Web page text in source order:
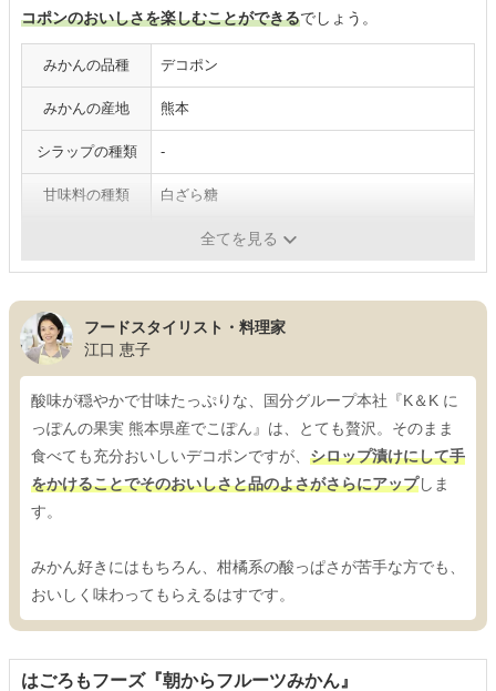
コポンのおいしさを楽しむことができるでしょう。
みかんの品種 デコポン
みかんの産地 熊本
シラップの種類 -
甘味料の種類 白ざら糖
全てを見る
フードスタイリスト・料理家
江口 恵子
酸味が穏やかで甘味たっぷりな、国分グループ本社『K＆K に
っぽんの果実 熊本県産でこぽん』は、とても贅沢。そのまま
食べても充分おいしいデコポンですが、 シロップ漬けにして手
をかけることでそのおいしさと品のよさがさらにアップしま
す。
みかん好きにはもちろん、柑橘系の酸っぱさが苦手な方でも、
おいしく味わってもらえるはすです。
はごろもフーズ『朝からフルーツみかん』